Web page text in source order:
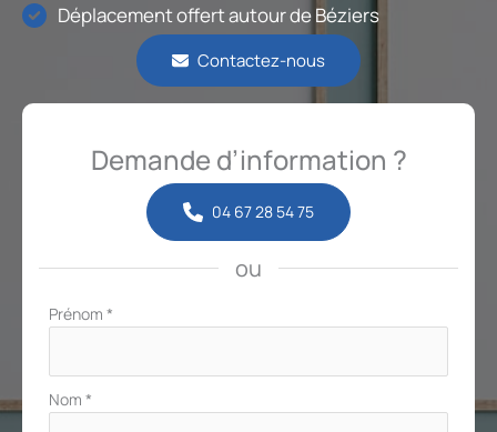
Déplacement offert autour de Béziers
Contactez-nous
Demande d’information ?
04 67 28 54 75
ou
Formulaire
Prénom *
Nom *